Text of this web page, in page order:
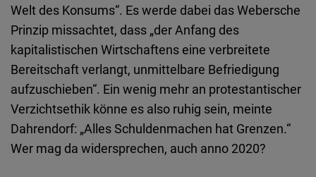
Welt des Konsums“. Es werde dabei das Webersche
Prinzip missachtet, dass „der Anfang des
kapitalistischen Wirtschaftens eine verbreitete
Bereitschaft verlangt, unmittelbare Befriedigung
aufzuschieben“. Ein wenig mehr an protestantischer
Verzichtsethik könne es also ruhig sein, meinte
Dahrendorf: „Alles Schuldenmachen hat Grenzen.“
Wer mag da widersprechen, auch anno 2020?